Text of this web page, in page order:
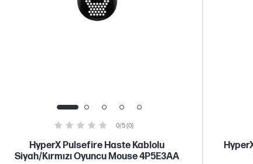
0/5 (0)
HyperX Pulsefire Haste Kablolu
Siyah/Kırmızı Oyuncu Mouse 4P5E3AA